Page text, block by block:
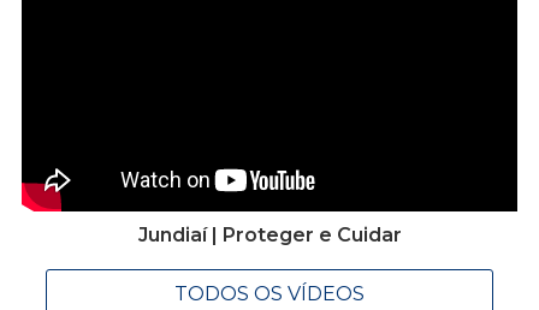
Jundiaí | Proteger e Cuidar
TODOS OS VÍDEOS